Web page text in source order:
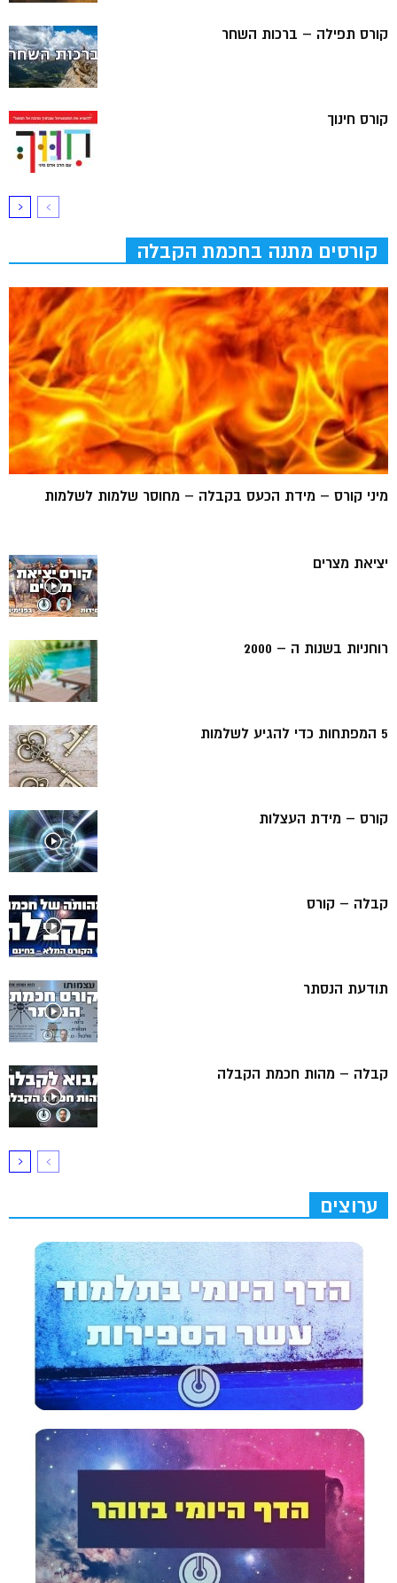
קורס תפילה – ברכות השחר
קורס חינוך
קורסים מתנה בחכמת הקבלה
מיני קורס – מידת הכעס בקבלה – מחוסר שלמות לשלמות
יציאת מצרים
רוחניות בשנות ה – 2000
5 המפתחות כדי להגיע לשלמות
קורס – מידת העצלות
קבלה – קורס
תודעת הנסתר
קבלה – מהות חכמת הקבלה
ערוצים